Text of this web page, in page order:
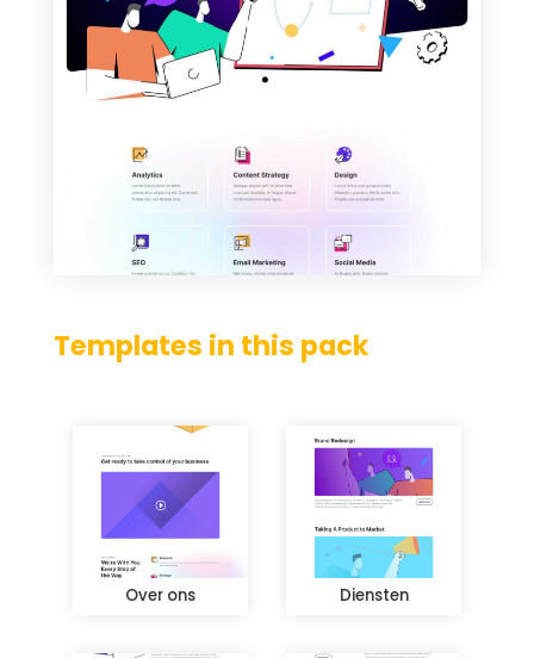
Templates in this pack
Over ons Diensten